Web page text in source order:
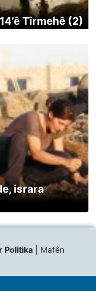
Tîrmehê (2)
israra
Politika | Mafên